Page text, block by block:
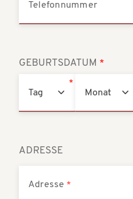
Telefonnummer
GEBURTSDATUM
ADRESSE
Adresse